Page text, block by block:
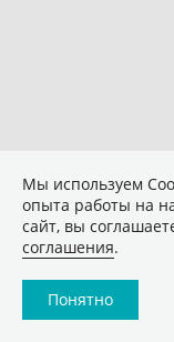
Мы используем
опыта работы на
сайт, вы
соглашения.
Понятно